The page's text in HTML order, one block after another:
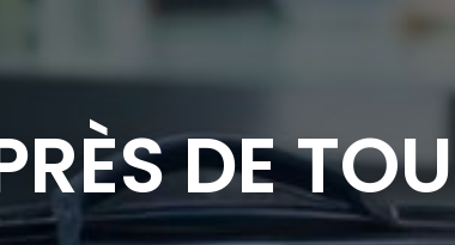
DE